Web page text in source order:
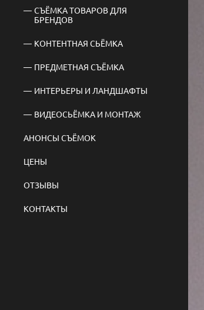
СЪЁМКА ТОВАРОВ ДЛЯ
БРЕНДОВ
КОНТЕНТНАЯ СЬЁМКА
ПРЕДМЕТНАЯ СЪЁМКА
ИНТЕРЬЕРЫ И ЛАНДШАФТЫ
ВИДЕОСЬЁМКА И МОНТАЖ
АНОНСЫ СЪЁМОК
ЦЕНЫ
ОТЗЫВЫ
КОНТАКТЫ